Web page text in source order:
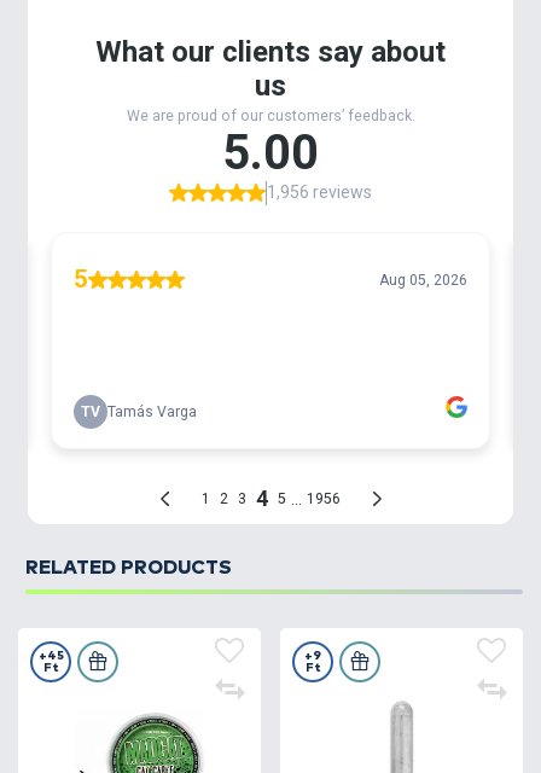
RELATED PRODUCTS
+45
Ft
+9
Ft